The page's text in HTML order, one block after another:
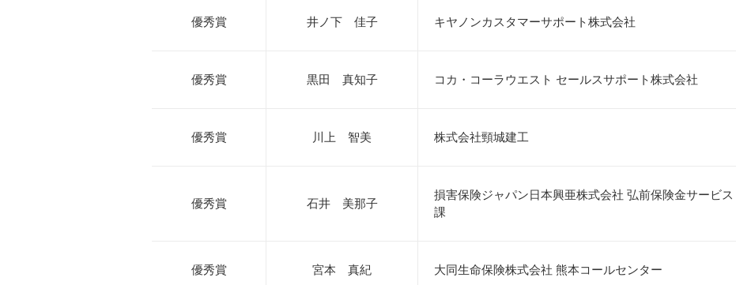
優秀賞 井ノ下 佳子 キヤノンカスタマーサポート株式会社
優秀賞 黒田 真知子 コカ・コーラウエスト セールスサポート株式会社
優秀賞 川上 智美 株式会社頸城建工
優秀賞 石井 美那子
損害保険ジャパン日本興亜株式会社 弘前保険金サービス
課
優秀賞 宮本 真紀 大同生命保険株式会社 熊本コールセンター